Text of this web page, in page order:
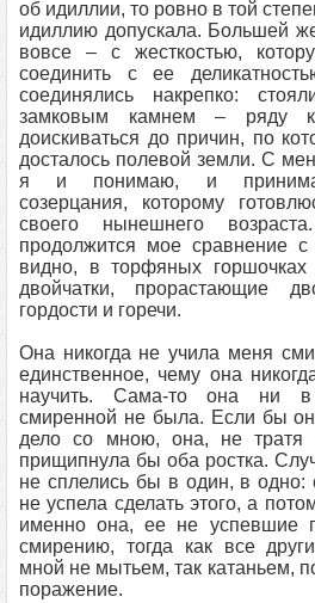
об идиллии, то ровно в той
идиллию допускала. Большей
вовсе – с жесткостью,
соединить с ее
соединялись накрепко:
замковым камнем – ряду
доискиваться до причин, по
досталось полевой земли. С
я и понимаю, и принимаю
созерцания, которому
своего нынешнего
продолжится мое сравнение с
видно, в торфяных
двойчатки, прорастающие
гордости и горечи.
Она никогда не учила меня
единственное, чему она
научить. Сама-то она ни в
смиренной не была. Если бы
дело со мною, она, не тратя
прищипнула бы оба ростка.
не сплелись бы в один, в одно:
не успела сделать этого, а
именно она, ее не успевшие
смирению, тогда как все
мной не мытьем, так катаньем,
поражение.